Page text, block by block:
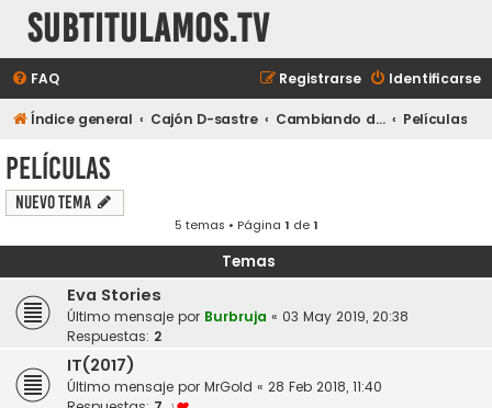
subtitulamos.tv
FAQ Identificarse
Registrarse
Índice general Cajón D-sastre Cambiando de tema... Películas
Películas
Nuevo Tema
5 temas • Página 1 de1
Temas
Eva Stories
Último mensaje por Burbruja « 03 May 2019, 20:38
Respuestas: 2
IT(2017)
Último mensaje por MrGold « 28 Feb 2018, 11:40